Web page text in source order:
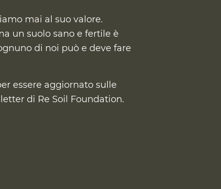
mai al suo valore.
un suolo sano e fertile è
di noi può e deve fare
essere aggiornato sulle
di Re Soil Foundation.